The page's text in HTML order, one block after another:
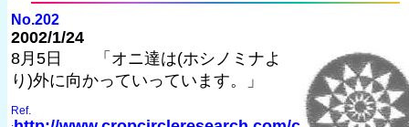
No.202
2002/1/24
8月5日 「オニ達は(ホシノミナよ
り)外に向かっていっています。」
Ref.